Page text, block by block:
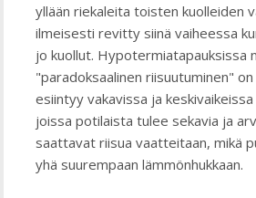
yllään riekaleita toisten kuolleiden
ilmeisesti revitty siinä vaiheessa
jo kuollut. Hypotermiatapauksissa
"paradoksaalinen riisuutuminen"
esiintyy vakavissa ja
joissa potilaista tulee sekavia ja
saattavat riisua vaatteitaan, mikä
yhä suurempaan lämmönhukkaan.